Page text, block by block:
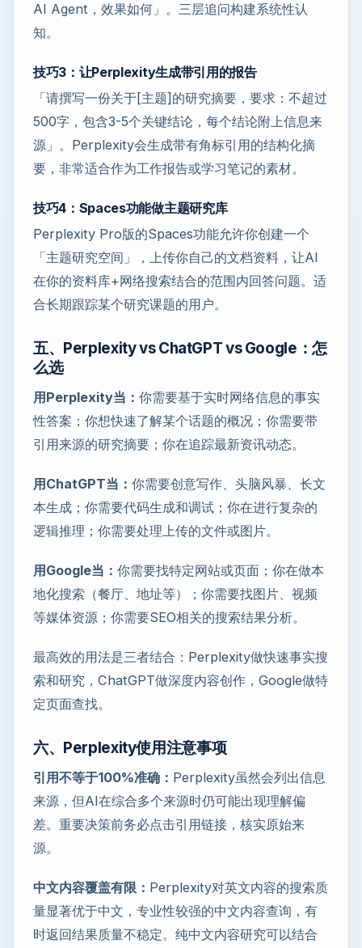
AI Agent，效果如何」。三层追问构建系统性认
知。
技巧3：让Perplexity生成带引用的报告
「请撰写一份关于[主题]的研究摘要，要求：不超过
500字，包含3-5个关键结论，每个结论附上信息来
源」。Perplexity会生成带有角标引用的结构化摘
要，非常适合作为工作报告或学习笔记的素材。
技巧4：Spaces功能做主题研究库
Perplexity Pro版的Spaces功能允许你创建一个
「主题研究空间」，上传你自己的文档资料，让AI
在你的资料库+网络搜索结合的范围内回答问题。适
合长期跟踪某个研究课题的用户。
五、Perplexity vs ChatGPT vs Google：怎
么选
用Perplexity当： 你需要基于实时网络信息的事实
性答案；你想快速了解某个话题的概况；你需要带
引用来源的研究摘要；你在追踪最新资讯动态。
用ChatGPT当： 你需要创意写作、头脑风暴、长文
本生成；你需要代码生成和调试；你在进行复杂的
逻辑推理；你需要处理上传的文件或图片。
用Google当： 你需要找特定网站或页面；你在做本
地化搜索（餐厅、地址等）；你需要找图片、视频
等媒体资源；你需要SEO相关的搜索结果分析。
最高效的用法是三者结合：Perplexity做快速事实搜
索和研究，ChatGPT做深度内容创作，Google做特
定页面查找。
六、Perplexity使用注意事项
引用不等于100%准确： Perplexity虽然会列出信息
来源，但AI在综合多个来源时仍可能出现理解偏
差。重要决策前务必点击引用链接，核实原始来
源。
中文内容覆盖有限： Perplexity对英文内容的搜索质
量显著优于中文，专业性较强的中文内容查询，有
时返回结果质量不稳定。纯中文内容研究可以结合